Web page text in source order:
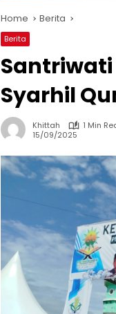
Home Berita
Berita
Syarhil
Khittah
1 Min
15/09/2025